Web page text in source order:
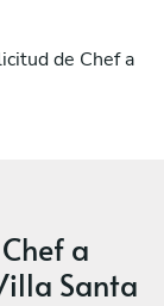
de Chef a
a
Santa